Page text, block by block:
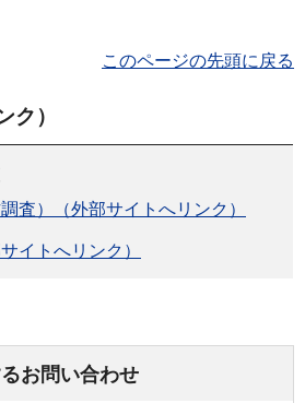
このページの先頭に戻る
ク）
査）（外部サイトへリンク）
イトへリンク）
お問い合わせ